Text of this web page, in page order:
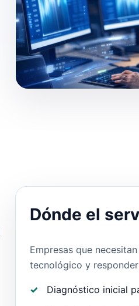
Dónde el
Empresas que
tecnológico y
Diagnóstico inicial